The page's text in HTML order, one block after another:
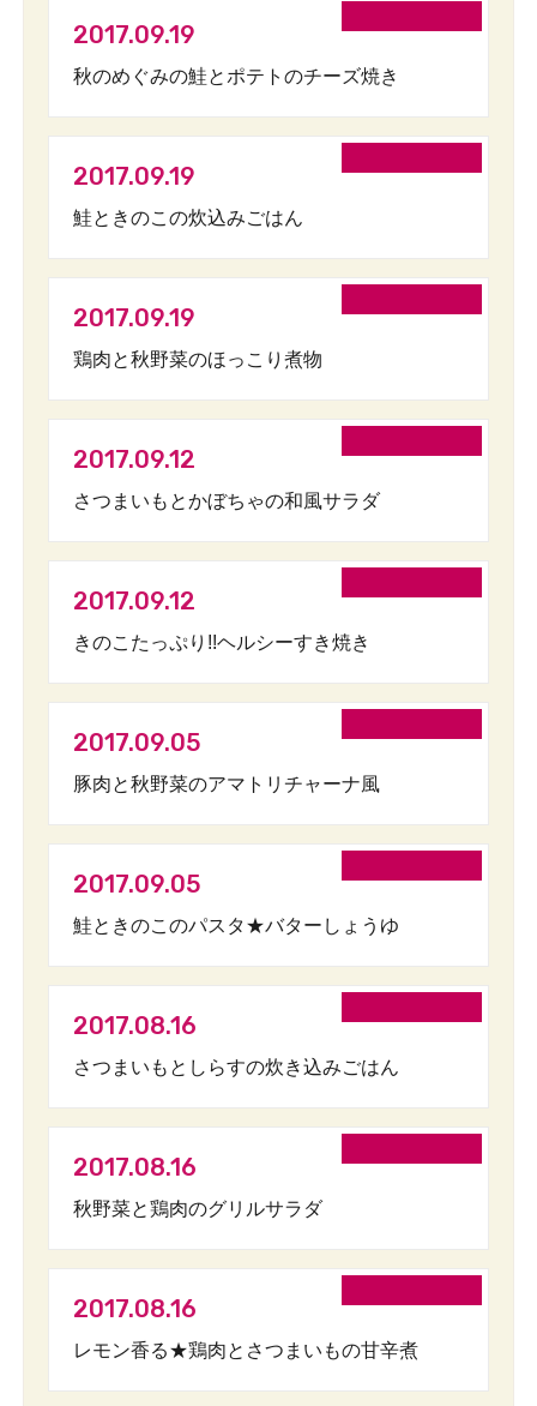
2017.09.19
秋のめぐみの鮭とポテトのチーズ焼き
2017.09.19
鮭ときのこの炊込みごはん
2017.09.19
鶏肉と秋野菜のほっこり煮物
2017.09.12
さつまいもとかぼちゃの和風サラダ
2017.09.12
きのこたっぷり!!ヘルシーすき焼き
2017.09.05
豚肉と秋野菜のアマトリチャーナ風
2017.09.05
鮭ときのこのパスタ★バターしょうゆ
2017.08.16
さつまいもとしらすの炊き込みごはん
2017.08.16
秋野菜と鶏肉のグリルサラダ
2017.08.16
レモン香る★鶏肉とさつまいもの甘辛煮